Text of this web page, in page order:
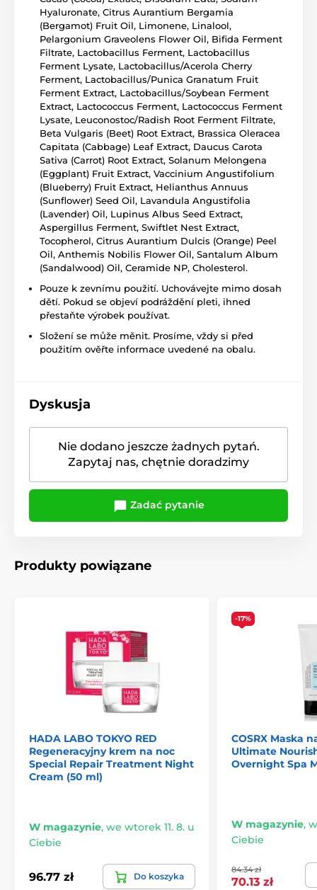
Hyaluronate, Citrus Aurantium Bergamia
(Bergamot) Fruit Oil, Limonene, Linalool,
Pelargonium Graveolens Flower Oil, Bifida Ferment
Filtrate, Lactobacillus Ferment, Lactobacillus
Ferment Lysate, Lactobacillus/Acerola Cherry
Ferment, Lactobacillus/Punica Granatum Fruit
Ferment Extract, Lactobacillus/Soybean Ferment
Extract, Lactococcus Ferment, Lactococcus Ferment
Lysate, Leuconostoc/Radish Root Ferment Filtrate,
Beta Vulgaris (Beet) Root Extract, Brassica Oleracea
Capitata (Cabbage) Leaf Extract, Daucus Carota
Sativa (Carrot) Root Extract, Solanum Melongena
(Eggplant) Fruit Extract, Vaccinium Angustifolium
(Blueberry) Fruit Extract, Helianthus Annuus
(Sunflower) Seed Oil, Lavandula Angustifolia
(Lavender) Oil, Lupinus Albus Seed Extract,
Aspergillus Ferment, Swiftlet Nest Extract,
Tocopherol, Citrus Aurantium Dulcis (Orange) Peel
Oil, Anthemis Nobilis Flower Oil, Santalum Album
(Sandalwood) Oil, Ceramide NP, Cholesterol.
Pouze k zevnímu použití. Uchovávejte mimo dosah
dětí. Pokud se objeví podráždění pleti, ihned
přestaňte výrobek používat.
Složení se může měnit. Prosíme, vždy si před
použitím ověřte informace uvedené na obalu.
Dyskusja
Nie dodano jeszcze żadnych pytań.
Zapytaj nas, chętnie doradzimy
Zadać pytanie
Produkty powiązane
HADA LABO TOKYO RED
Regeneracyjny krem na noc
Special Repair Treatment Night
Cream (50 ml)
W magazynie, we wtorek 11. 8. u
Ciebie
96.77 zł Do koszyka
-17%
COSRX Maska
Ultimate
Overnight Spa
W magazynie,
Ciebie
84.34 zł
70.13 zł